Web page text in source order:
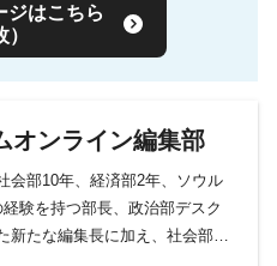
ジはこちら
）
オンライン編集部
会部10年、経済部2年、ソウル
験を持つ部長、政治部デスク
新たな編集長に加え、社会部デ